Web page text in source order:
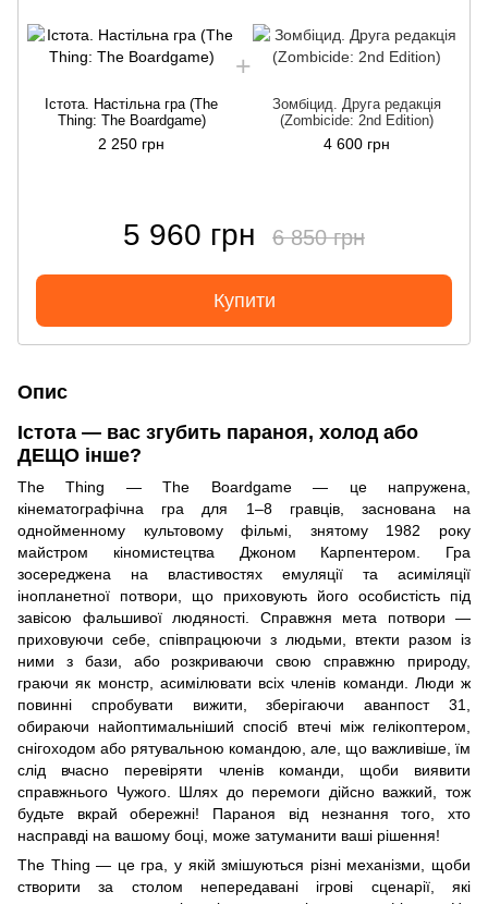
Істота. Настільна гра (The
Thing: The Boardgame)
2 250 грн
Зомбіцид. Друга редакція
(Zombicide: 2nd Edition)
4 600 грн
5 960 грн 6 850 грн
Купити
Опис
Істота — вас згубить параноя, холод або
ДЕЩО інше?
The Thing — The Boardgame — це напружена,
кінематографічна гра для 1–8 гравців, заснована на
однойменному культовому фільмі, знятому 1982 року
майстром кіномистецтва Джоном Карпентером. Гра
зосереджена на властивостях емуляції та асиміляції
інопланетної потвори, що приховують його особистість під
завісою фальшивої людяності. Справжня мета потвори —
приховуючи себе, співпрацюючи з людьми, втекти разом із
ними з бази, або розкриваючи свою справжню природу,
граючи як монстр, асимілювати всіх членів команди. Люди ж
повинні спробувати вижити, зберігаючи аванпост 31,
обираючи найоптимальніший спосіб втечі між гелікоптером,
снігоходом або рятувальною командою, але, що важливіше, їм
слід вчасно перевіряти членів команди, щоби виявити
справжнього Чужого. Шлях до перемоги дійсно важкий, тож
будьте вкрай обережні! Параноя від незнання того, хто
насправді на вашому боці, може затуманити ваші рішення!
The Thing — це гра, у якій змішуються різні механізми, щоби
створити за столом непередавані ігрові сценарії, які